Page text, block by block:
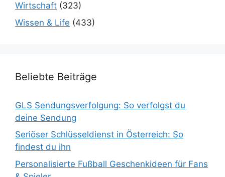
Wirtschaft (323)
Wissen & Life (433)
Beliebte Beiträge
GLS Sendungsverfolgung: So verfolgst du
deine Sendung
Seriöser Schlüsseldienst in Österreich: So
findest du ihn
Personalisierte Fußball Geschenkideen für Fans